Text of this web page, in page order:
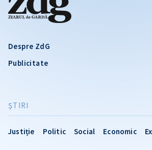
Despre ZdG
Publicitate
ŞTIRI
Justiție Politic Social Economic